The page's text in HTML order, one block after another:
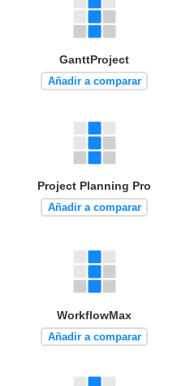
GanttProject
Añadir a comparar
Project Planning Pro
Añadir a comparar
WorkflowMax
Añadir a comparar